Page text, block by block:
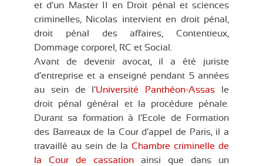
et d’un Master II en Droit pénal et sciences
criminelles, Nicolas intervient en droit pénal,
droit pénal des affaires, Contentieux,
Dommage corporel, RC et Social.
Avant de devenir avocat, il a été juriste
d’entreprise et a enseigné pendant 5 années
au sein de l’Université Panthéon-Assas le
droit pénal général et la procédure pénale.
Durant sa formation à l’Ecole de Formation
des Barreaux de la Cour d’appel de Paris, il a
travaillé au sein de la Chambre criminelle de
la Cour de cassation ainsi que dans un